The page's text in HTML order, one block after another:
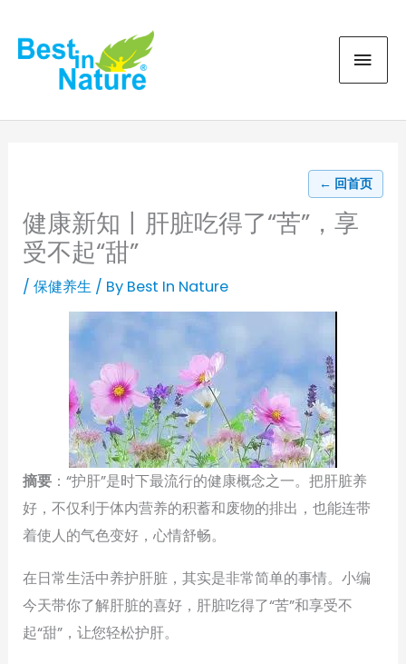
content
← 回首页
健康新知丨肝脏吃得了“苦”，享
受不起“甜”
/保健养生 / By Best In Nature
摘要 ：“护肝”是时下最流行的健康概念之一。把肝脏养
好，不仅利于体内营养的积蓄和废物的排出，也能连带
着使人的气色变好，心情舒畅。
在日常生活中养护肝脏，其实是非常简单的事情。小编
今天带你了解肝脏的喜好，肝脏吃得了“苦”和享受不
起“甜”，让您轻松护肝。